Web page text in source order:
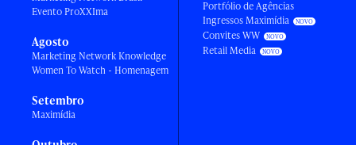
Evento ProXXIma
Agosto
Marketing Network Knowledge
Women To Watch - Homenagem
Setembro
Maximídia
Portfólio de Agências
Ingressos Maximídia
Convites WW
Retail Media